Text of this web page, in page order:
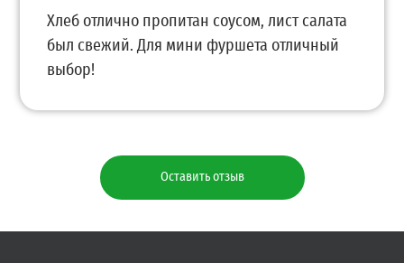
Оставить отзыв
Хлеб отлично пропитан соусом, лист салата
был свежий. Для мини фуршета отличный
выбор!